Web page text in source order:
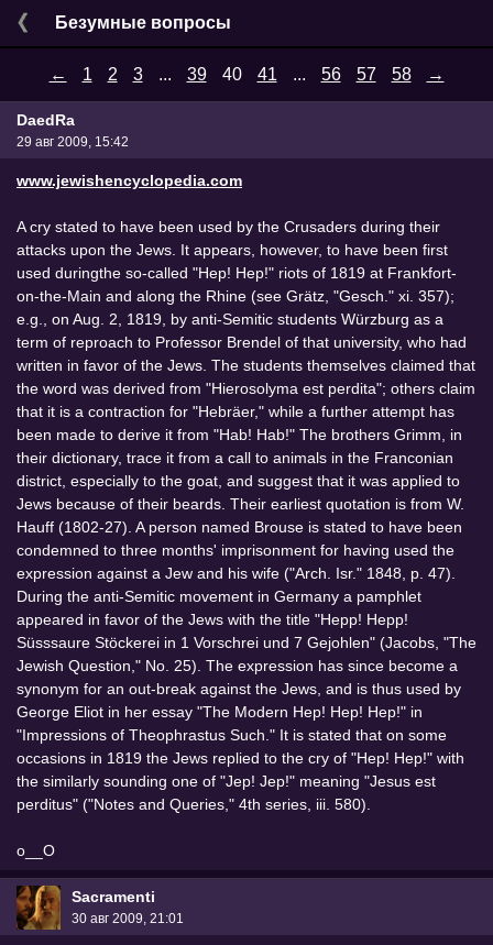
Безумные вопросы
← 1 2 3... 3940 41 ... 56 57 58 →
DaedRa
29 авг 2009, 15:42
www.jewishencyclopedia.com
A cry stated to have been used by the Crusaders during their
attacks upon the Jews. It appears, however, to have been first
used duringthe so-called "Hep! Hep!" riots of 1819 at Frankfort-
on-the-Main and along the Rhine (see Grätz, "Gesch." xi. 357);
e.g., on Aug. 2, 1819, by anti-Semitic students Würzburg as a
term of reproach to Professor Brendel of that university, who had
written in favor of the Jews. The students themselves claimed that
the word was derived from "Hierosolyma est perdita"; others claim
that it is a contraction for "Hebräer," while a further attempt has
been made to derive it from "Hab! Hab!" The brothers Grimm, in
their dictionary, trace it from a call to animals in the Franconian
district, especially to the goat, and suggest that it was applied to
Jews because of their beards. Their earliest quotation is from W.
Hauff (1802-27). A person named Brouse is stated to have been
condemned to three months' imprisonment for having used the
expression against a Jew and his wife ("Arch. Isr." 1848, p. 47).
During the anti-Semitic movement in Germany a pamphlet
appeared in favor of the Jews with the title "Hepp! Hepp!
Süsssaure Stöckerei in 1 Vorschrei und 7 Gejohlen" (Jacobs, "The
Jewish Question," No. 25). The expression has since become a
synonym for an out-break against the Jews, and is thus used by
George Eliot in her essay "The Modern Hep! Hep! Hep!" in
"Impressions of Theophrastus Such." It is stated that on some
occasions in 1819 the Jews replied to the cry of "Hep! Hep!" with
the similarly sounding one of "Jep! Jep!" meaning "Jesus est
perditus" ("Notes and Queries," 4th series, iii. 580).
о__О
Sacramenti
30 авг 2009, 21:01